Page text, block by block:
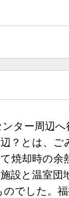
ター周辺
辺？とは、ご
て焼却時の余
施設と温室団
でした。